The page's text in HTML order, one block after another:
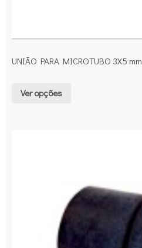
UNIÃO PARA MICROTUBO 3X5 mm
Ver opções